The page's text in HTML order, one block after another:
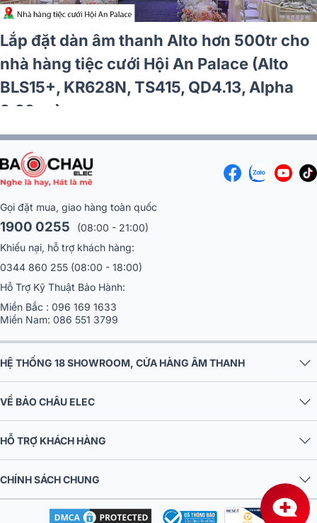
Lắp đặt dàn karaoke JBL hơn 75tr cho
chú Danh tại Đồng Nai (JBL XS12, JBL V6,
JBL VX9, Alto TS12S, BIK BJ-U600)
Gọi đặt mua, giao hàng toàn quốc
1900 0255 (08:00 - 21:00)
Khiếu nại, hỗ trợ khách hàng:
0344 860 255(08:00 - 18:00)
Hỗ Trợ Kỹ Thuật Bảo Hành:
Miền Bắc :096 169 1633
Miền Nam:
086 551 3799
HỆ THỐNG 18 SHOWROOM, CỬA HÀNG ÂM THANH